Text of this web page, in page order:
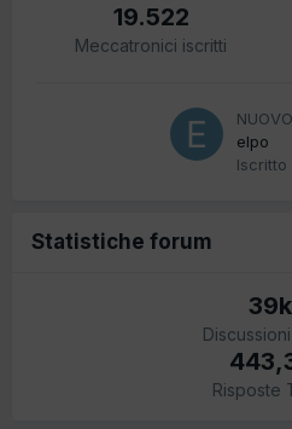
19.522
Meccatronici iscritti
elpo
Iscritto
Statistiche forum
39k
Risposte